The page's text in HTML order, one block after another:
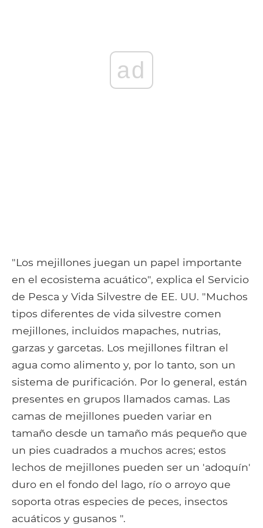
ad
"Los mejillones juegan un papel importante
en el ecosistema acuático", explica el Servicio
de Pesca y Vida Silvestre de EE. UU. "Muchos
tipos diferentes de vida silvestre comen
mejillones, incluidos mapaches, nutrias,
garzas y garcetas. Los mejillones filtran el
agua como alimento y, por lo tanto, son un
sistema de purificación. Por lo general, están
presentes en grupos llamados camas. Las
camas de mejillones pueden variar en
tamaño desde un tamaño más pequeño que
un pies cuadrados a muchos acres; estos
lechos de mejillones pueden ser un 'adoquín'
duro en el fondo del lago, río o arroyo que
soporta otras especies de peces, insectos
acuáticos y gusanos ".